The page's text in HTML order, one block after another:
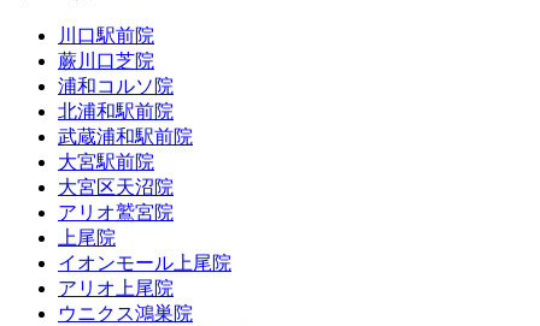
川口駅前院
蕨川口芝院
浦和コルソ院
北浦和駅前院
武蔵浦和駅前院
大宮駅前院
大宮区天沼院
アリオ鷲宮院
上尾院
イオンモール上尾院
アリオ上尾院
ウニクス鴻巣院